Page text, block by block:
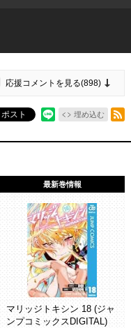
応援コメントを見る(898)
ポスト 埋め込む
最新巻情報
マリッジトキシン 18 (ジャ
ンプコミックスDIGITAL)